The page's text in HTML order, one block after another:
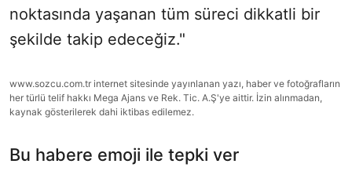
noktasında yaşanan tüm süreci dikkatli bir
şekilde takip edeceğiz."
www.sozcu.com.tr internet sitesinde yayınlanan yazı, haber ve fotoğrafların
her türlü telif hakkı Mega Ajans ve Rek. Tic. A.Ş'ye aittir. İzin alınmadan,
kaynak gösterilerek dahi iktibas edilemez.
Bu habere emoji ile tepki ver